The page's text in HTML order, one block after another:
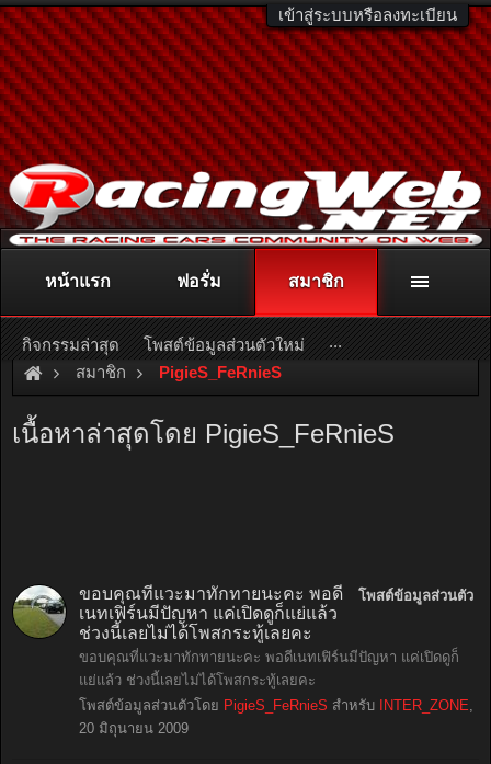
เข้าสู่ระบบหรือลงทะเบียน
ติดต่อลงโฆษณา racingweb@gmail.comหรือโทร. 081-811-1138
หรืออ่านรายละเอียดเพิ่มเติม คลิกที่นี่
สมาชิก PigieS_FeRnieS
เนื้อหาล่าสุดโดย PigieS_FeRnieS
โพสต์ข้อมูลส่วนตัว
ขอบคุณที่แวะมาทักทายนะคะ พอดี
เนทเฟิร์นมีปัญหา แค่เปิดดูก็แย่แล้ว
ช่วงนี้เลยไม่ได้โพสกระทู้เลยคะ
ขอบคุณที่แวะมาทักทายนะคะ พอดีเนทเฟิร์นมีปัญหา แค่เปิดดูก็
แย่แล้ว ช่วงนี้เลยไม่ได้โพสกระทู้เลยคะ
โพสต์ข้อมูลส่วนตัวโดย PigieS_FeRnieS สำหรับ INTER_ZONE,
20 มิถุนายน 2009
หน้าแรก ฟอรั่ม สมาชิก
กิจกรรมล่าสุด โพสต์ข้อมูลส่วนตัวใหม่ ...